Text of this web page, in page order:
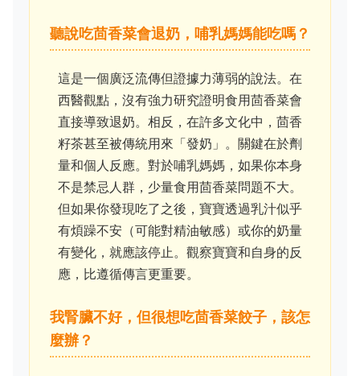
聽說吃茴香菜會退奶，哺乳媽媽能吃嗎？
這是一個廣泛流傳但證據力薄弱的說法。在
西醫觀點，沒有強力研究證明食用茴香菜會
直接導致退奶。相反，在許多文化中，茴香
籽茶甚至被傳統用來「發奶」。關鍵在於劑
量和個人反應。對於哺乳媽媽，如果你本身
不是禁忌人群，少量食用茴香菜問題不大。
但如果你發現吃了之後，寶寶透過乳汁似乎
有煩躁不安（可能對精油敏感）或你的奶量
有變化，就應該停止。觀察寶寶和自身的反
應，比遵循傳言更重要。
我腎臟不好，但很想吃茴香菜餃子，該怎
麼辦？